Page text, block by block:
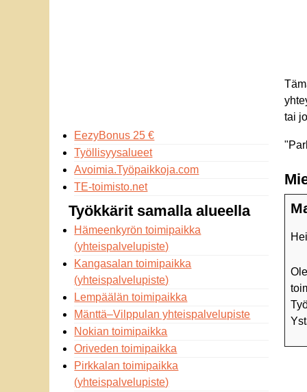
EezyBonus 25 €
Työllisyysalueet
Avoimia.Työpaikkoja.com
TE-toimisto.net
Työkkärit samalla alueella
Hämeenkyrön toimipaikka
(yhteispalvelupiste)
Kangasalan toimipaikka
(yhteispalvelupiste)
Lempäälän toimipaikka
Mänttä–Vilppulan yhteispalvelupiste
Nokian toimipaikka
Oriveden toimipaikka
Pirkkalan toimipaikka
(yhteispalvelupiste)
tai
"